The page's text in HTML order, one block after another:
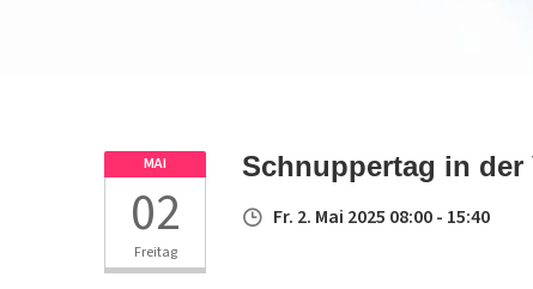
MAI
02
Freitag
Schnuppertag in der
Fr. 2. Mai 2025 08:00 - 15:40